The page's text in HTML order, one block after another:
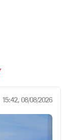
15:42, 08/08/2026